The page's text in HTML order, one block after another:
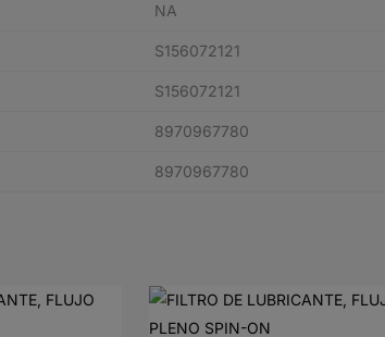
NA
S156072121
S156072121
8970967780
8970967780